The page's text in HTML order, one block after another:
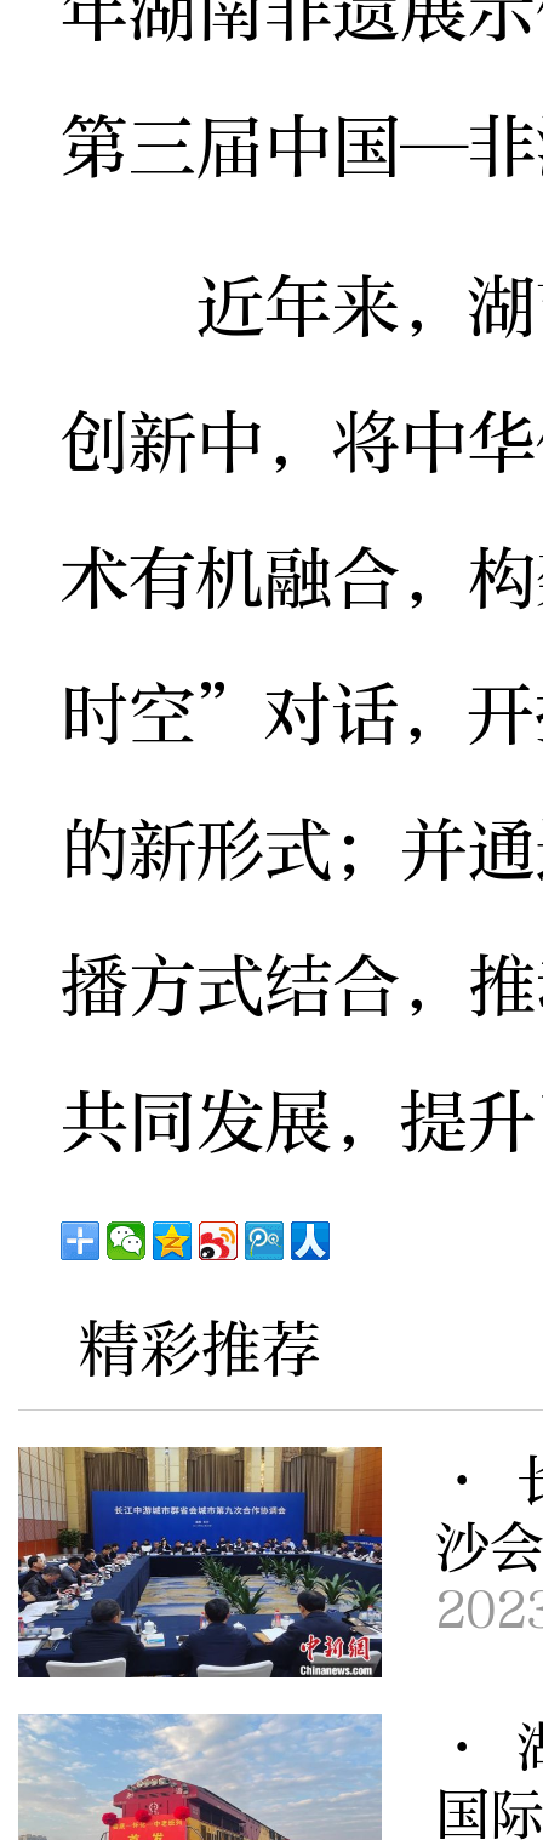
第三届中国—
近年来，湖
创新中，将中
术有机融合，
时空”对话，
的新形式；并
播方式结合，
共同发展，提
精彩推荐
·
沙
·
国